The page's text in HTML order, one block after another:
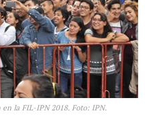
la FIL-IPN 2018. Foto: IPN.